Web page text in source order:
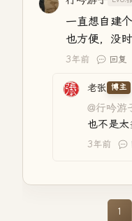
一直想自建
也方便，没
3年前 回复
老张 博主
@行吟游
也不是太
3年前
1